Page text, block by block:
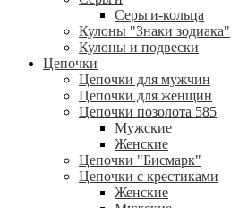
Серьги-кольца
Кулоны "Знаки зодиака"
Кулоны и подвески
Цепочки
Цепочки для мужчин
Цепочки для женщин
Цепочки позолота 585
Мужские
Женские
Цепочки "Бисмарк"
Цепочки с крестиками
Женские